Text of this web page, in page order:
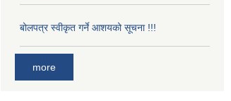
बोलपत्र स्वीकृत गर्ने आशयको सूचना !!!
more